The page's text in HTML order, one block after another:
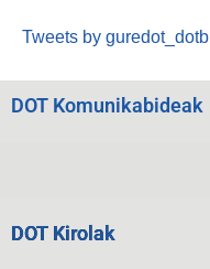
Tweets by guredot_dotb
DOT Komunikabideak
DOT Kirolak